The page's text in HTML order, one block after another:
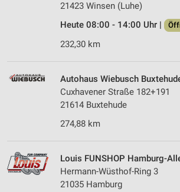
21423 Winsen (Luhe)
Heute 08:00 - 14:00 Uhr |
232,30 km
Autohaus Wiebusch
Cuxhavener Straße 182+191
21614 Buxtehude
274,88 km
Louis FUNSHOP Hamburg-
Hermann-Wüsthof-Ring 3
21035 Hamburg